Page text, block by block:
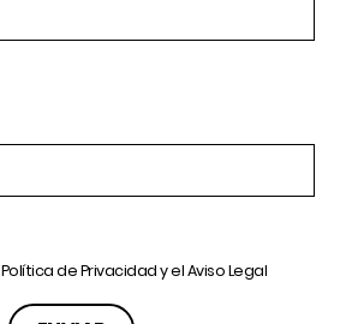
Política de Privacidady elAviso Legal